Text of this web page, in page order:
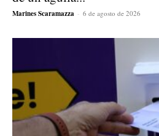
Marines Scaramazza - 6 de agosto de 2026